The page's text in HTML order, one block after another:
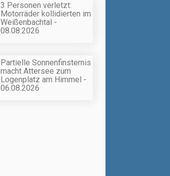
3 Personen verletzt:
Motorräder kollidierten im
Weißenbachtal -
08.08.2026
Partielle Sonnenfinsternis
macht Attersee zum
Logenplatz am Himmel -
06.08.2026